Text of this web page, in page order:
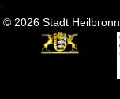
© 2026 Stadt Heilbronn